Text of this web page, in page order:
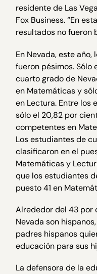
residente de Las
Fox Business. “En
resultados no fueron
En Nevada, este año,
fueron pésimos. Sólo
cuarto grado de
en Matemáticas y
en Lectura. Entre los
sólo el 20,82 por
competentes en
Los estudiantes de
clasificaron en el
Matemáticas y
que los estudiantes
puesto 41 en
Alrededor del 43 por
Nevada son
padres hispanos
educación para sus
La defensora de la